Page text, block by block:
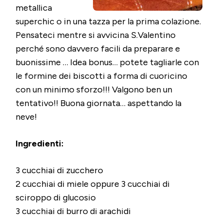
metallica
superchic o in una tazza per la prima colazione.
Pensateci mentre si avvicina S.Valentino
perché sono davvero facili da preparare e
buonissime … Idea bonus… potete tagliarle con
le formine dei biscotti a forma di cuoricino
con un minimo sforzo!!! Valgono ben un
tentativo!! Buona giornata… aspettando la
neve!
Ingredienti:
3 cucchiai di zucchero
2 cucchiai di miele oppure 3 cucchiai di
sciroppo di glucosio
3 cucchiai di burro di arachidi